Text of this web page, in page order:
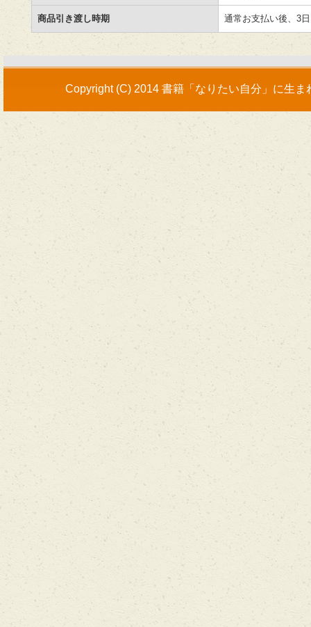
商品引き渡し時期 通常お支払い後、3
Copyright (C) 2014 書籍「なりたい自分」に生ま